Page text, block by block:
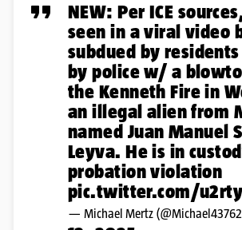
NEW: Per ICE
seen in a viral video
subdued by
by police w/ a
the Kenneth Fire in
an illegal alien from
named Juan Manuel
Leyva. He is in
probation violation
pic.twitter.com/
— Michael Mertz